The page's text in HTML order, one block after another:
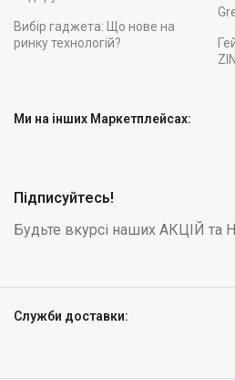
Вибір гаджета: Що нове на
ринку технологій?
Ми на інших Маркетплейсах:
Підписуйтесь!
Будьте вкурсі наших АКЦІЙ
Служби доставки: